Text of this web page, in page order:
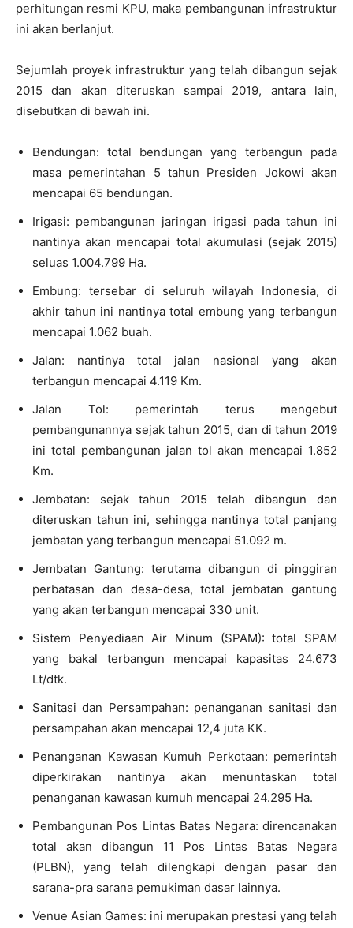
perhitungan resmi KPU, maka pembangunan infrastruktur
ini akan berlanjut.
Sejumlah proyek infrastruktur yang telah dibangun sejak
2015 dan akan diteruskan sampai 2019, antara lain,
disebutkan di bawah ini.
Bendungan: total bendungan yang terbangun pada
masa pemerintahan 5 tahun Presiden Jokowi akan
mencapai 65 bendungan.
Irigasi: pembangunan jaringan irigasi pada tahun ini
nantinya akan mencapai total akumulasi (sejak 2015)
seluas 1.004.799 Ha.
Embung: tersebar di seluruh wilayah Indonesia, di
akhir tahun ini nantinya total embung yang terbangun
mencapai 1.062 buah.
Jalan: nantinya total jalan nasional yang akan
terbangun mencapai 4.119 Km.
Jalan Tol: pemerintah terus mengebut
pembangunannya sejak tahun 2015, dan di tahun 2019
ini total pembangunan jalan tol akan mencapai 1.852
Km.
Jembatan: sejak tahun 2015 telah dibangun dan
diteruskan tahun ini, sehingga nantinya total panjang
jembatan yang terbangun mencapai 51.092 m.
Jembatan Gantung: terutama dibangun di pinggiran
perbatasan dan desa-desa, total jembatan gantung
yang akan terbangun mencapai 330 unit.
Sistem Penyediaan Air Minum (SPAM): total SPAM
yang bakal terbangun mencapai kapasitas 24.673
Lt/dtk.
Sanitasi dan Persampahan: penanganan sanitasi dan
persampahan akan mencapai 12,4 juta KK.
Penanganan Kawasan Kumuh Perkotaan: pemerintah
diperkirakan nantinya akan menuntaskan total
penanganan kawasan kumuh mencapai 24.295 Ha.
Pembangunan Pos Lintas Batas Negara: direncanakan
total akan dibangun 11 Pos Lintas Batas Negara
(PLBN), yang telah dilengkapi dengan pasar dan
sarana-pra sarana pemukiman dasar lainnya.
Venue Asian Games: ini merupakan prestasi yang telah